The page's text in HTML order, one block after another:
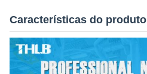
Características do produto